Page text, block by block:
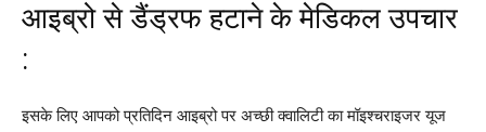
आइब्रो से डैंड्रफ हटाने के मेडिकल उपचार
:
इसके लिए आपको प्रतिदिन आइब्रो पर अच्छी क्वालिटी का मॉइश्चराइजर यूज